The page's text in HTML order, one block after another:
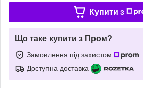
Купити з
Що таке купити з Пром?
Замовлення під захистом
Доступна доставка